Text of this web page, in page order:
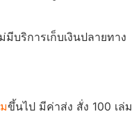
บริการเก็บเงินปลายทาง
ขึ้นไป มีค่าส่ง สั่ง 100 เล่ม